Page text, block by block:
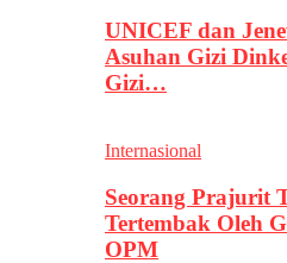
UNICEF dan
Asuhan Gizi
Gizi…
Internasional
Seorang Prajurit
Tertembak Oleh
OPM